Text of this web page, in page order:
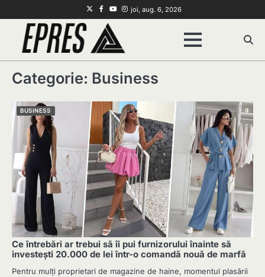
to
content
TwitterFacebook
Youtube
Instagram
joi, aug. 6, 2026
Categorie: Business
BUSINESS
Ce întrebări ar trebui să îi pui furnizorului înainte să
investești 20.000 de lei într-o comandă nouă de marfă
Pentru mulți proprietari de magazine de haine, momentul plasării